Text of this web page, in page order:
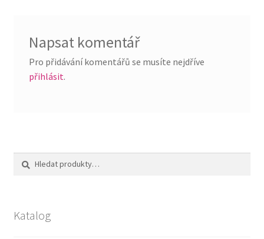
Napsat komentář
Pro přidávání komentářů se musíte nejdříve
přihlásit.
Katalog